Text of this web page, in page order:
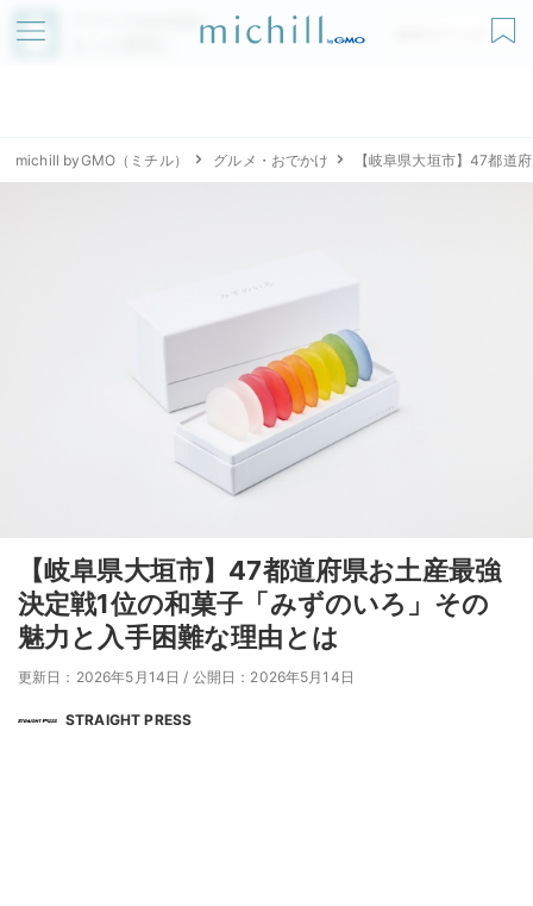
アプリでmichillが
無料ダウンロード
michill byGMO（ミチル） グルメ・おでかけ 【岐阜県大垣市】47都道
【岐阜県大垣市】47都道府県お土産最強
決定戦1位の和菓子「みずのいろ」その
魅力と入手困難な理由とは
更新日：2026年5月14日 / 公開日：2026年5月14日
STRAIGHT PRESS